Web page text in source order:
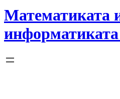
Математиката